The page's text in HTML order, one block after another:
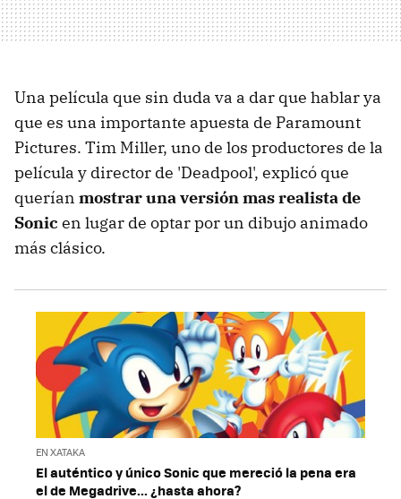
Una película que sin duda va a dar que hablar ya
que es una importante apuesta de Paramount
Pictures. Tim Miller, uno de los productores de la
película y director de 'Deadpool', explicó que
querían mostrar una versión mas realista de
Sonic en lugar de optar por un dibujo animado
más clásico.
EN XATAKA
El auténtico y único Sonic que mereció la pena era
el de Megadrive... ¿hasta ahora?